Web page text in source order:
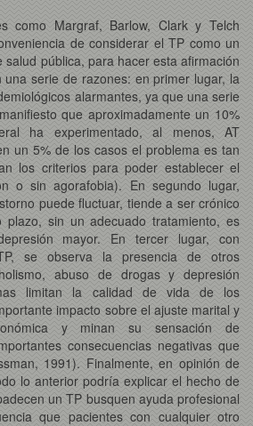
como Margraf, Barlow, Clark y Telch
de considerar el TP como un
salud pública, para hacer esta afirmación
serie de razones: en primer lugar, la
alarmantes, ya que una serie
que aproximadamente un 10%
ha experimentado, al menos, AT
un 5% de los casos el problema es tan
los criterios para poder establecer el
o sin agorafobia). En segundo lugar,
puede fluctuar, tiende a ser crónico
sin un adecuado tratamiento, es
mayor. En tercer lugar, con
se observa la presencia de otros
abuso de drogas y depresión
limitan la calidad de vida de los
impacto sobre el ajuste marital y
y minan su sensación de
consecuencias negativas que
1991). Finalmente, en opinión de
lo anterior podría explicar el hecho de
un TP busquen ayuda profesional
que pacientes con cualquier otro